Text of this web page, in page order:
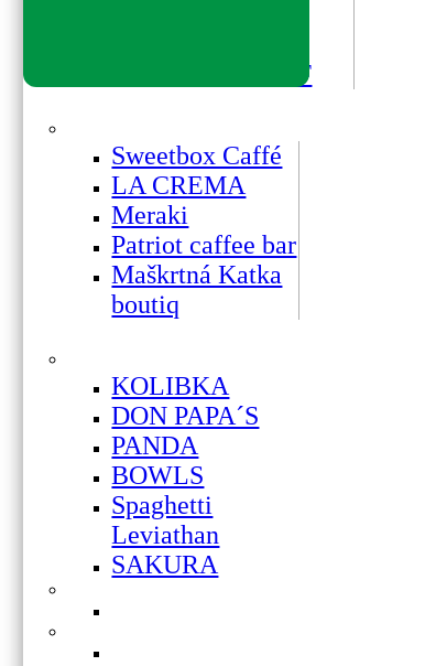
FATRABEEF
Sweetbox Caffé
LA CREMA
Meraki
Patriot caffee bar
Maškrtná Katka
boutiq
KOLIBKA
DON PAPA´S
PANDA
BOWLS
Spaghetti
Leviathan
SAKURA